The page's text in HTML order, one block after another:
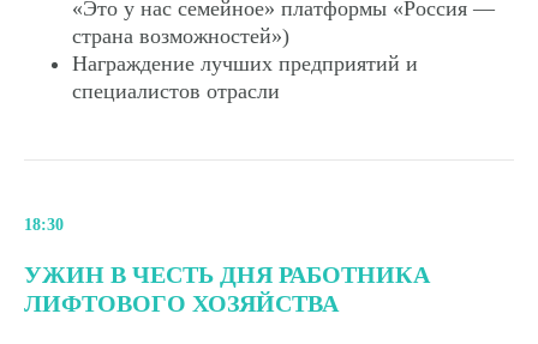
«Это у нас семейное» платформы «Россия —
страна возможностей»)
Награждение лучших предприятий и
специалистов отрасли
18:30
УЖИН В ЧЕСТЬ ДНЯ РАБОТНИКА
ЛИФТОВОГО ХОЗЯЙСТВА